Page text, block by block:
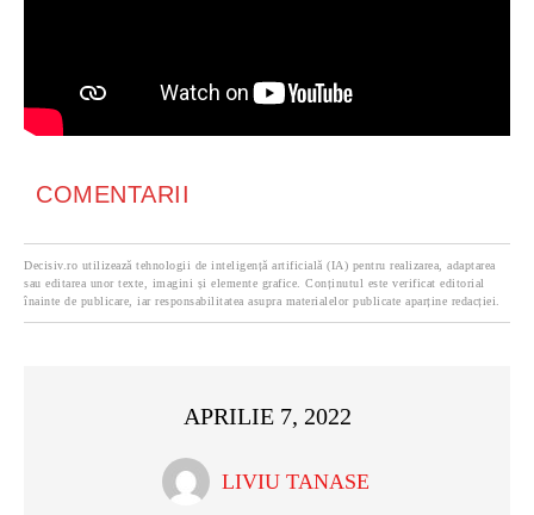
COMENTARII
Decisiv.ro utilizează tehnologii de inteligență artificială (IA) pentru realizarea, adaptarea
sau editarea unor texte, imagini și elemente grafice. Conținutul este verificat editorial
înainte de publicare, iar responsabilitatea asupra materialelor publicate aparține redacției.
APRILIE 7, 2022
LIVIU TANASE